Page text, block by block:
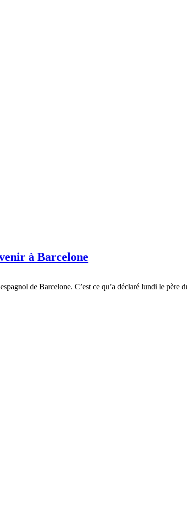
à Barcelone
de Barcelone. C’est ce qu’a déclaré lundi le père